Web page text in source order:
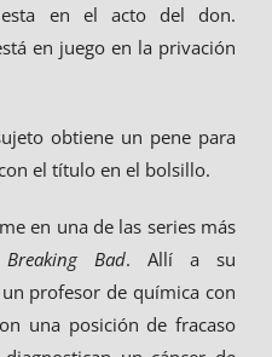
en el acto del don.
en juego en la privación
obtiene un pene para
el título en el bolsillo.
en una de las series más
Breaking Bad. Allí a su
profesor de química con
una posición de fracaso